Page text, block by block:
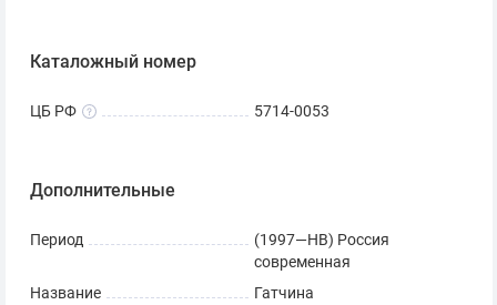
Каталожный номер
ЦБ РФ 5714-0053
Дополнительные
Период
(1997—НВ) Россия
современная
Название
Гатчина